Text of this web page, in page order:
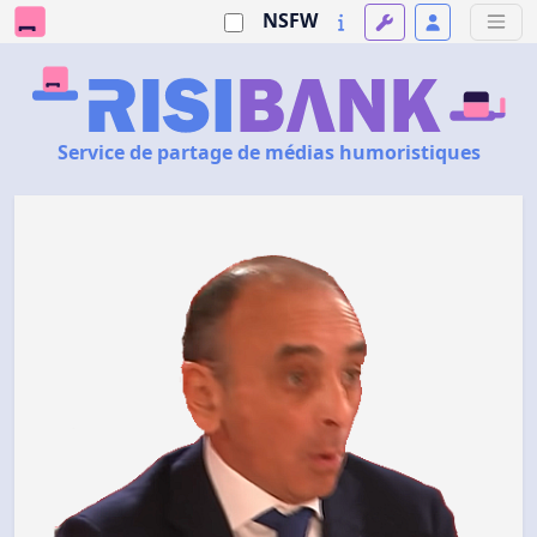
NSFW
Service de partage de médias humoristiques